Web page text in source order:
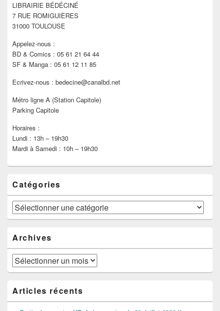
barre
latérale
LIBRAIRIE BÉDÉCINÉ
7 RUE ROMIGUIÈRES
31000 TOULOUSE
Appelez-nous :
BD & Comics : 05 61 21 64 44
SF & Manga : 05 61 12 11 85
Ecrivez-nous : bedecine@canalbd.net
Métro ligne A (Station Capitole)
Parking Capitole
Horaires :
Lundi : 13h – 19h30
Mardi à Samedi : 10h – 19h30
Catégories
Catégories
Archives
Archives
Articles récents